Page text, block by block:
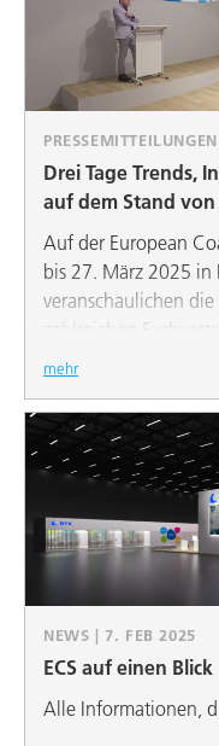
who, along with the
volunteering with
Drei Tage Trends,
auf dem Stand von
Auf der European
bis 27. März 2025
veranschaulichen
zahlreichen
Bereichen zur
Flüssig- und
helfen, ökologische
mehr
NEWS | 7. FEB 2025
ECS auf einen Blick
Alle Informationen,